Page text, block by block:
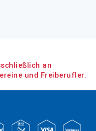
an
und Freiberufler.